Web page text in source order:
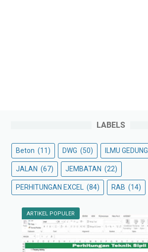
LABELS
Beton (11) DWG (50) ILMU GEDUNG
JALAN (67) JEMBATAN (22)
PERHITUNGAN EXCEL (84) RAB (14)
ARTIKEL POPULER